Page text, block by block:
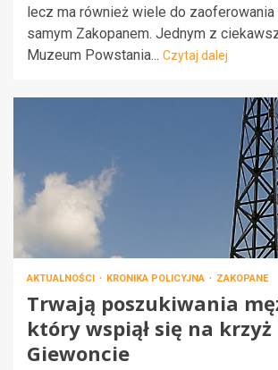
lecz ma również wiele do
samym Zakopanem. Jednym z
Muzeum Powstania... Czytaj dalej
AKTUALNOŚCI KRONIKA POLICYJNA ZAKOPANE
Trwają poszukiwania
który wspiął się na krzyż
Giewoncie